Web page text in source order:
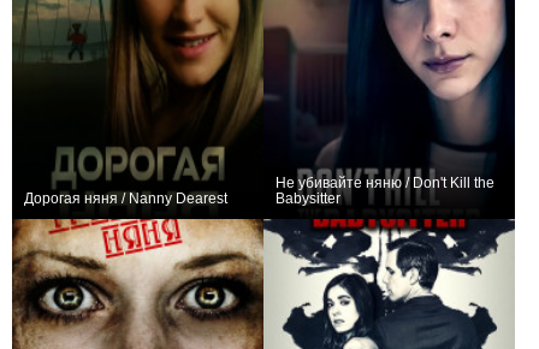
Дорогая няня / Nanny Dearest
Не убивайте няню / Don't Kill the
Babysitter